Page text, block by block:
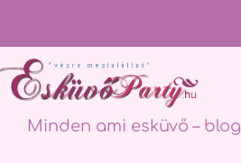
Minden ami esküvő – blog